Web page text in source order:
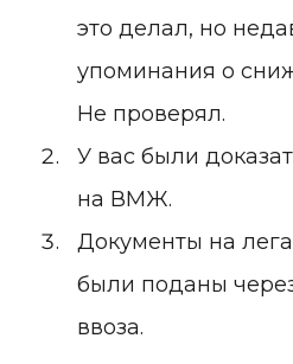
это делал, но
упоминания о
Не проверял.
У вас были
на ВМЖ.
Документы на
были поданы
ввоза.